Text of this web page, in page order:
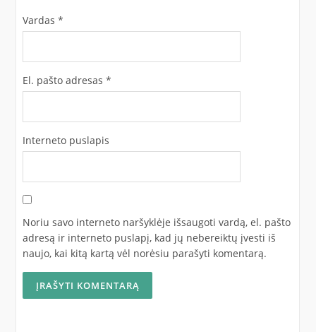
Vardas *
El. pašto adresas *
Interneto puslapis
Noriu savo interneto naršyklėje išsaugoti vardą, el. pašto
adresą ir interneto puslapį, kad jų nebereiktų įvesti iš
naujo, kai kitą kartą vėl norėsiu parašyti komentarą.